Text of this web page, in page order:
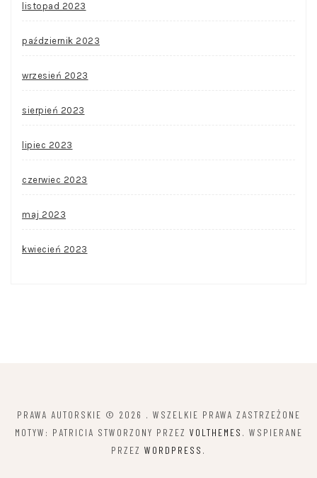
listopad 2023
październik 2023
wrzesień 2023
sierpień 2023
lipiec 2023
czerwiec 2023
maj 2023
kwiecień 2023
PRAWA AUTORSKIE © 2026 . WSZELKIE PRAWA ZASTRZEŻONE
MOTYW: PATRICIA STWORZONY PRZEZ VOLTHEMES . WSPIERANE
PRZEZ WORDPRESS .